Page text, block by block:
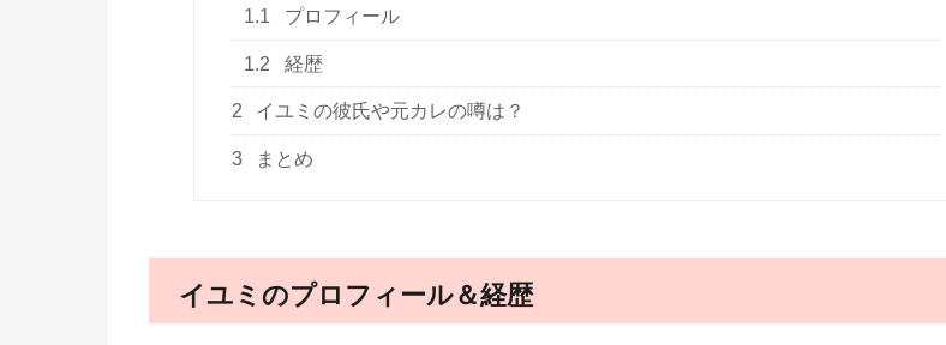
1.1 プロフィール
1.2 経歴
2 イユミの彼氏や元カレの噂は？
3 まとめ
イユミのプロフィール＆経歴